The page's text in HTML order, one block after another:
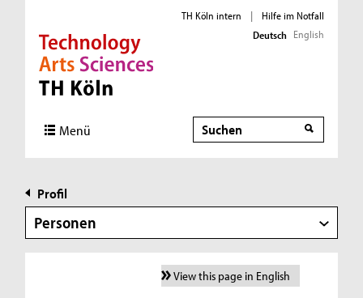
Direkt zur Hauptnavigation
Direkt zur Subnavigation
Direkt zum Inhalt
Direkt zum Fußbereich
TH Köln intern |
Hilfe im Notfall
Deutsch English
Menü Suche
Profil
Personen
View this page in English